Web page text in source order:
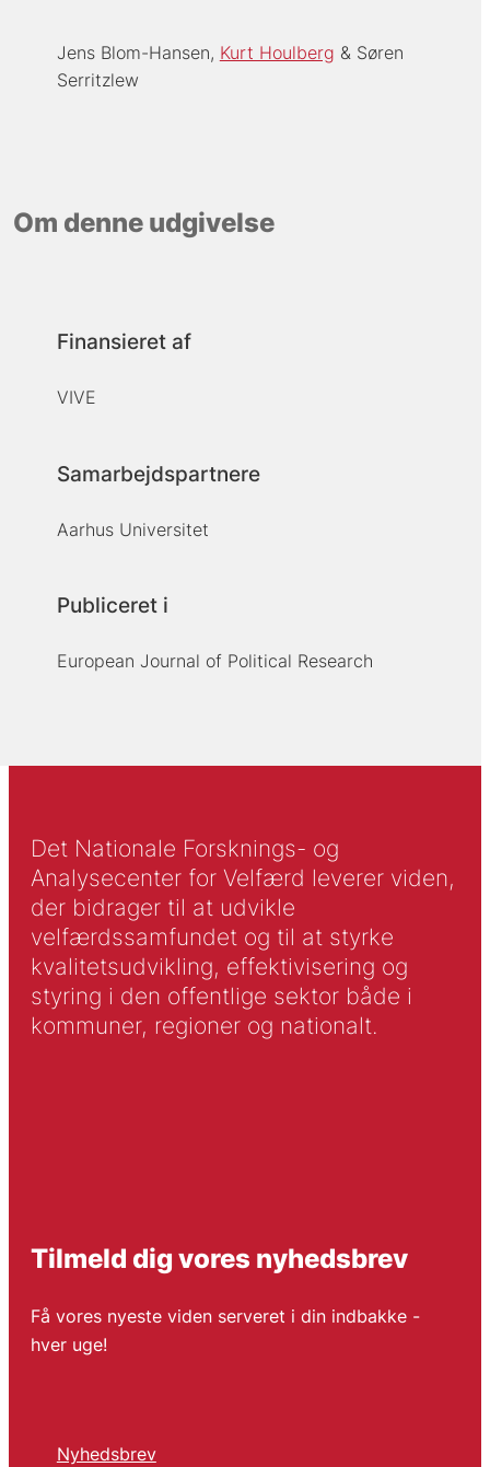
Jens Blom-Hansen Kurt Houlberg
Søren
Serritzlew
Om denne udgivelse
Finansieret af
VIVE
Samarbejdspartnere
Aarhus Universitet
Publiceret i
European Journal of Political Research
Det Nationale Forsknings- og
Analysecenter for Velfærd leverer viden,
der bidrager til at udvikle
velfærdssamfundet og til at styrke
kvalitetsudvikling, effektivisering og
styring i den offentlige sektor både i
kommuner, regioner og nationalt.
Tilmeld dig vores nyhedsbrev
Få vores nyeste viden serveret i din indbakke -
hver uge!
Nyhedsbrev